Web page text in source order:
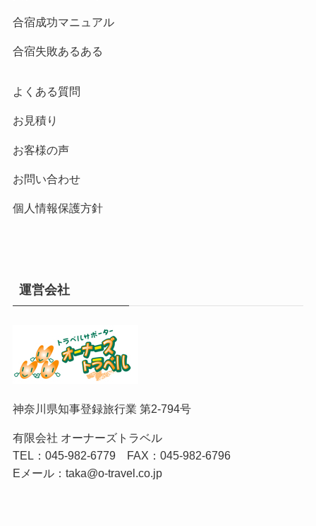
合宿成功マニュアル
合宿失敗あるある
よくある質問
お見積り
お客様の声
お問い合わせ
個人情報保護方針
運営会社
神奈川県知事登録旅行業 第2-794号
有限会社 オーナーズトラベル
TEL： 045-982-6779FAX：045-982-6796
Eメール： taka@o-travel.co.jp